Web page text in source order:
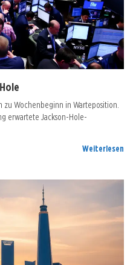
Wochenbeginn in Warteposition.
erwartete Jackson-Hole-
Weiterlesen